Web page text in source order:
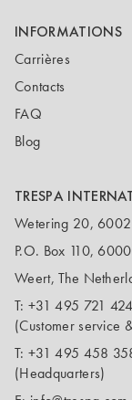
INFORMATIONS
Carrières
Contacts
FAQ
Blog
TRESPA
Wetering 20,
P.O. Box 110,
Weert, The
T: +31 495 721 424
(Customer service
T: +31 495 458
(Headquarters)